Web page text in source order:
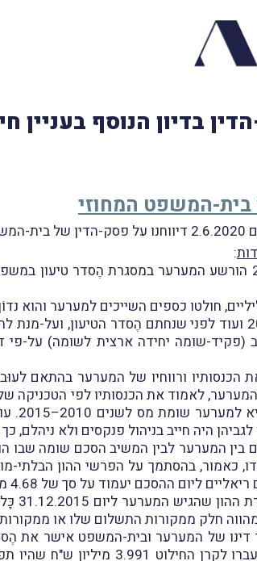
בדיון הנוסף
המשפט המחוזי
:
בחודש פברואר 2016 הורשע המערער במסגרת
חולטו כספים השייכים למערער והוא
הָחל מחודש יולי 2015 ועוד לפני שנחתם הֶסדר
הכנסותיו ורווחיו של המערער בהתאם
ו-
היה חייב בניהול פנקסים ולא ניהלם, כך
כאמור, בהסתמך על הפרשי ההון הבלתי-
יעמוד על סך של 4.68 מיליון ש"ח וכי שומה זו תהיה סופית.
עם
חלק ממקורות התשלום שלו או